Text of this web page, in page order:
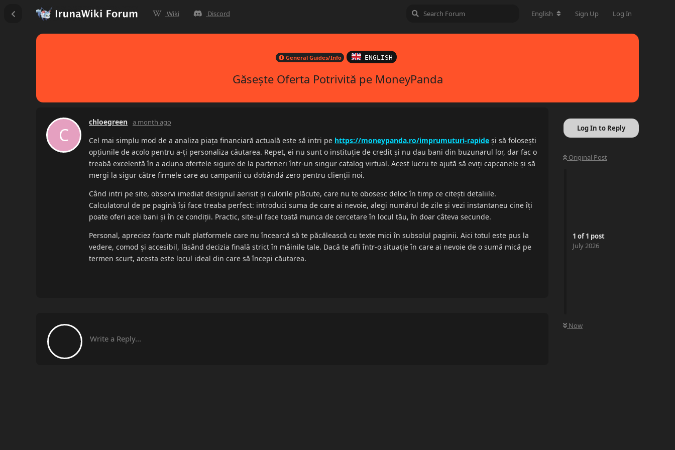
Wiki Discord English Sign Up Log In
General Guides/Info ENGLISH
Găsește Oferta Potrivită pe MoneyPanda
Log In to Reply
Original Post
1 of1 post
July 2026
Now
C
chloegreen a month ago
Cel mai simplu mod de a analiza piața financiară actuală este să intri pe https://moneypanda.ro/imprumuturi-rapide și să folosești
opțiunile de acolo pentru a-ți personaliza căutarea. Repet, ei nu sunt o instituție de credit și nu dau bani din buzunarul lor, dar fac o
treabă excelentă în a aduna ofertele sigure de la parteneri într-un singur catalog virtual. Acest lucru te ajută să eviți capcanele și să
mergi la sigur către firmele care au campanii cu dobândă zero pentru clienții noi.
Când intri pe site, observi imediat designul aerisit și culorile plăcute, care nu te obosesc deloc în timp ce citești detaliile.
Calculatorul de pe pagină își face treaba perfect: introduci suma de care ai nevoie, alegi numărul de zile și vezi instantaneu cine îți
poate oferi acei bani și în ce condiții. Practic, site-ul face toată munca de cercetare în locul tău, în doar câteva secunde.
Personal, apreciez foarte mult platformele care nu încearcă să te păcălească cu texte mici în subsolul paginii. Aici totul este pus la
vedere, comod și accesibil, lăsând decizia finală strict în mâinile tale. Dacă te afli într-o situație în care ai nevoie de o sumă mică pe
termen scurt, acesta este locul ideal din care să începi căutarea.
Write a Reply...